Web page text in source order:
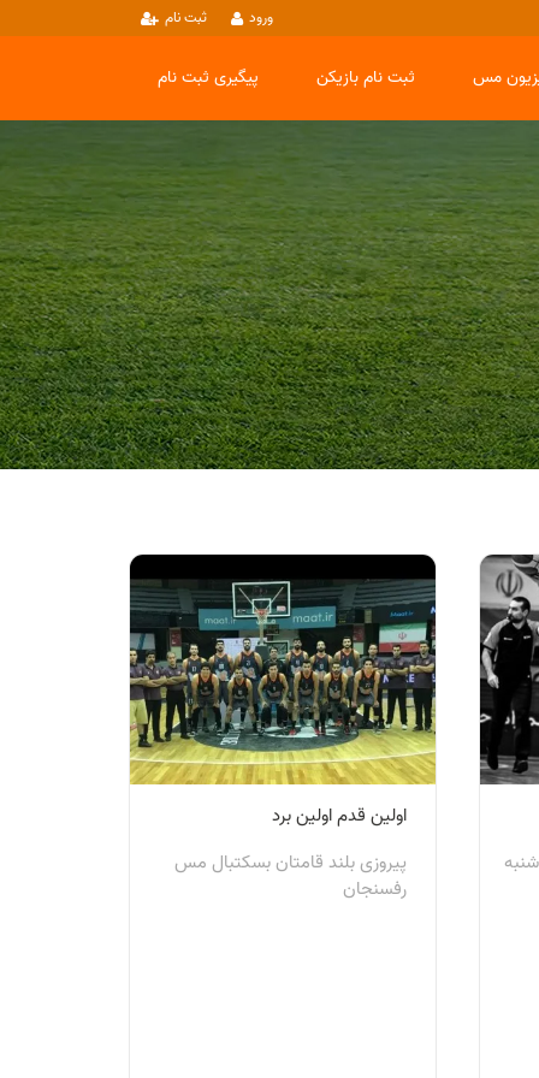
ثبت نام ورود
پیگیری ثبت نام ثبت نام بازیکن مس
اولین قدم اولین برد
پیروزی بلند قامتان بسکتبال مس
رفسنجان